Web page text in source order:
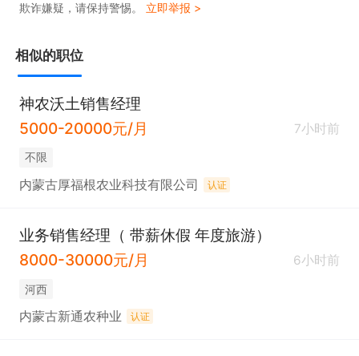
欺诈嫌疑，请保持警惕。 立即举报 >
相似的职位
神农沃土销售经理
5000-20000元/月
7小时前
不限
内蒙古厚福根农业科技有限公司 认证
业务销售经理（ 带薪休假 年度旅游）
8000-30000元/月
6小时前
河西
内蒙古新通农种业 认证